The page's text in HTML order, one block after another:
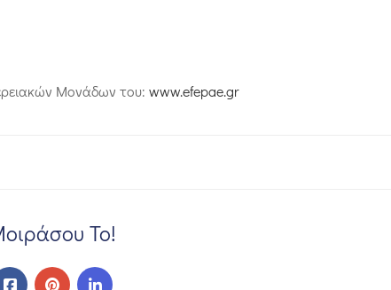
Μονάδων του: www.efepae.gr
Το!